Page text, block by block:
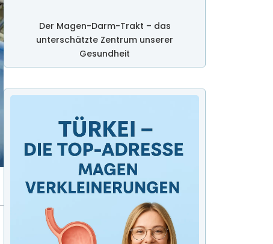
Der Magen-Darm-Trakt – das
unterschätzte Zentrum unserer
Gesundheit